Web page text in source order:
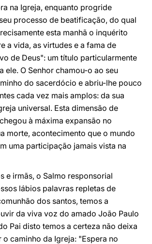
na Igreja, enquanto progride
processo de beatificação, do qual
esta manhã o inquérito
a vida, as virtudes e a fama de
de Deus": um título particularmente
ele. O Senhor chamou-o ao seu
do sacerdócio e abriu-lhe pouco
cada vez mais amplos: da sua
universal. Esta dimensão de
à máxima expansão no
morte, acontecimento que o mundo
uma participação jamais vista na
e irmãs, o Salmo responsorial
lábios palavras repletas de
dos santos, temos a
da viva voz do amado João Paulo
Pai disto temos a certeza não deixa
o caminho da Igreja: "Espera no